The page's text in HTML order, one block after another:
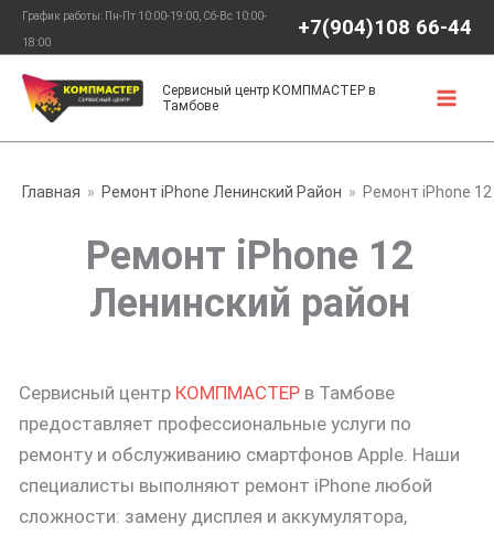
Перейти
содержимому
График работы: Пн-Пт 10:00-19:00, Сб-Вс 10:00-
18:00
+7(904)108 66-44
Сервисный центр КОМПМАСТЕР в
Тамбове
Главная Ремонт iPhone Ленинский Район Ремонт iPhone 12
Ремонт iPhone 12
Ленинский район
Сервисный центр КОМПМАСТЕР в Тамбове
предоставляет профессиональные услуги по
ремонту и обслуживанию смартфонов Apple. Наши
специалисты выполняют ремонт iPhone любой
сложности: замену дисплея и аккумулятора,